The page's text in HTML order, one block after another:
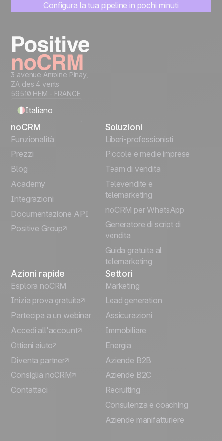
Configura la tua pipeline in pochi minuti
3 avenue Antoine Pinay,
ZA des 4 vents
59510 HEM - FRANCE
Italiano
English
Español
Português
Deutsch
noCRM
Funzionalità
Prezzi
Blog
Academy
Integrazioni
Documentazione API
Positive Group
Soluzioni
Liberi-professionisti
Piccole e medie imprese
Team di vendita
Televendite e
telemarketing
noCRM per WhatsApp
Generatore di script di
vendita
Guida gratuita al
telemarketing
Azioni rapide
Esplora noCRM
Inizia prova gratuita
Partecipa a un webinar
Accedi all'account
Ottieni aiuto
Diventa partner
Consiglia noCRM
Contattaci
Settori
Marketing
Lead generation
Assicurazioni
Immobiliare
Energia
Aziende B2B
Aziende B2C
Recruiting
Consulenza e coaching
Aziende manifatturiere